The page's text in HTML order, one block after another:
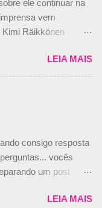
Bruno Senna em
uma oferta
“Mas depois de ter
dizendo ainda que
do tricampeão
piloto, rápido e
ainda que a suposta
“O suposto 15%
do que aquilo que
italianos, r...
ele continuar na
vem
Räikkönen
so that’s
#Kimi7 #EifelGP
— Kimi
há tantos anos na
1 (@F1) October 8,
LEIA MAIS
consigo resposta
vocês
um post
no Octeto. No meio
LEIA MAIS